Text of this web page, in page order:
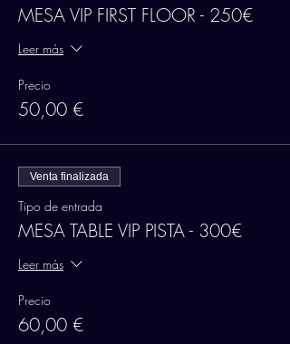
MESA VIP FIRST FLOOR - 250€
Leer más
Precio
50,00 €
Venta finalizada
Tipo de entrada
MESA TABLE VIP PISTA - 300€
Leer más
Precio
60,00 €